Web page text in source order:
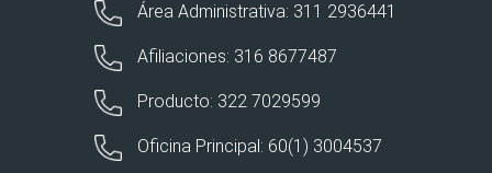
Área Administrativa: 311 2936441
Afiliaciones: 316 8677487
Producto: 322 7029599
Oficina Principal: 60(1) 3004537